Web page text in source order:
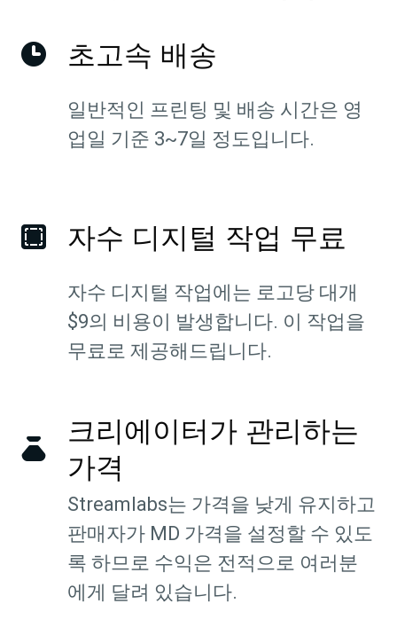
초고속 배송
일반적인 프린팅 및 배송 시간은 영
업일 기준 3~7일 정도입니다.
자수 디지털 작업 무료
자수 디지털 작업에는 로고당 대개
$9의 비용이 발생합니다. 이 작업을
무료로 제공해드립니다.
크리에이터가 관리하는
가격
Streamlabs는 가격을 낮게 유지하고
판매자가 MD 가격을 설정할 수 있도
록 하므로 수익은 전적으로 여러분
에게 달려 있습니다.